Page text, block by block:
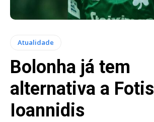
Atualidade
Bolonha já tem
alternativa a Fotis
Ioannidis